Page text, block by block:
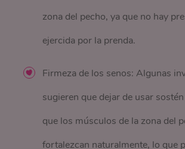
zona del pecho, ya que no hay
ejercida por la prenda.
Firmeza de los senos: Algunas
sugieren que dejar de usar
que los músculos de la zona del
fortalezcan naturalmente, lo que